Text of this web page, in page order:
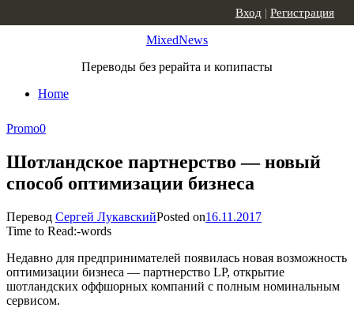
MixedNews
Переводы без рерайта и копипасты
Home
Вход | Регистрация
Promo0
Шотландское партнерство — новый
способ оптимизации бизнеса
Перевод Сергей ЛукавскийPosted on16.11.2017
Time to Read:-words
Недавно для предпринимателей появилась новая возможность
оптимизации бизнеса — партнерство LP, открытие
шотландских оффшорных компаний с полным номинальным
сервисом.